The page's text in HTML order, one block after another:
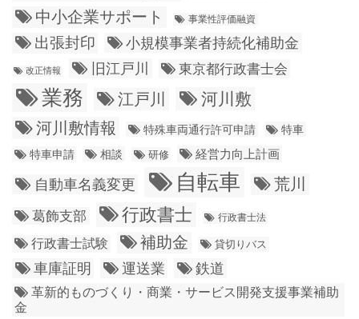
中小企業サポート 事業性評価融資
出張封印 小規模事業者持続化補助金
改正情報 旧江戸川 東京都行政書士会
業務 江戸川
河川敷
河川敷情報
特殊車両通行許可申請
特車
特車申請
相談 研修 経営力向上計画
自動車名義変更 自転車 荒川
葛飾支部 行政書士 行政書士法
行政書士試験 補助金 貸切りバス
車庫証明 運送業 鉄道
革新的ものづくり・商業・サービス開発支援事業補助
金